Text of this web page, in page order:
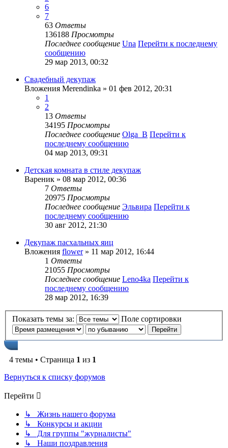
6
7
63 Ответы
136188 Просмотры
Последнее сообщение Una Перейти к последнему
сообщению
29 мар 2013, 00:32
Свадебный декупаж
Вложения Merendinka » 01 фев 2012, 20:31
1
2
13 Ответы
34195 Просмотры
Последнее сообщение Olga_B Перейти к
последнему сообщению
04 мар 2013, 09:31
Детская комната в стиле декупаж
Вареник » 08 мар 2012, 00:36
7 Ответы
20975 Просмотры
Последнее сообщение Эльвира Перейти к
последнему сообщению
30 авг 2012, 21:30
Декупаж пасхальных яиц
Вложения flower» 11 мар 2012, 16:44
1 Ответы
21055 Просмотры
Последнее сообщение Leno4ka Перейти к
последнему сообщению
28 мар 2012, 16:39
Показать темы за: Поле сортировки
4 темы • Страница 1 из 1
Вернуться к списку форумов
Перейти
↳ Жизнь нашего форума
↳ Конкурсы и акции
↳ Для группы "журналисты"
↳ Наши поздравления